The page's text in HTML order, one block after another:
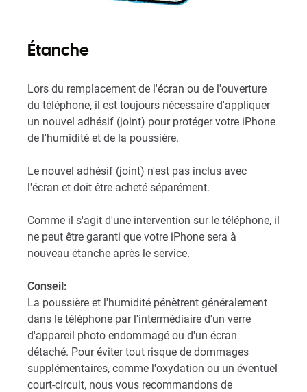
Étanche
Lors du remplacement de l'écran ou de l'ouverture
du téléphone, il est toujours nécessaire d'appliquer
un nouvel adhésif (joint) pour protéger votre iPhone
de l'humidité et de la poussière.
Le nouvel adhésif (joint) n'est pas inclus avec
l'écran et doit être acheté séparément.
Comme il s'agit d'une intervention sur le téléphone, il
ne peut être garanti que votre iPhone sera à
nouveau étanche après le service.
Conseil:
La poussière et l'humidité pénètrent généralement
dans le téléphone par l'intermédiaire d'un verre
d'appareil photo endommagé ou d'un écran
détaché. Pour éviter tout risque de dommages
supplémentaires, comme l'oxydation ou un éventuel
court-circuit, nous vous recommandons de